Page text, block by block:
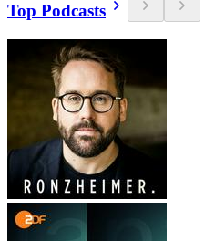
Top Podcasts